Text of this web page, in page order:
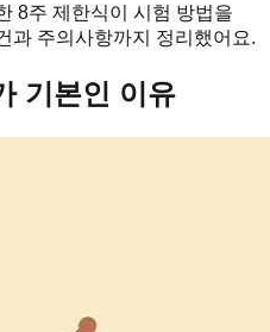
8주 제한식이 시험 방법을
과 주의사항까지 정리했어요.
기본인 이유